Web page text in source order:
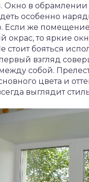
в обрамлении
особенно
Если же
окрас, то яркие
стоит бояться
взгляд
собой.
цвета и
выглядит